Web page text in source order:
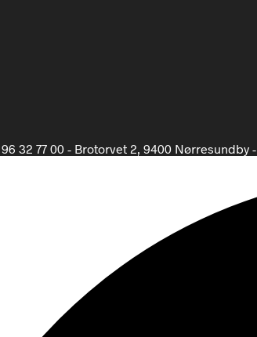
32 77 00 - Brotorvet 2, 9400 Nørresundby -